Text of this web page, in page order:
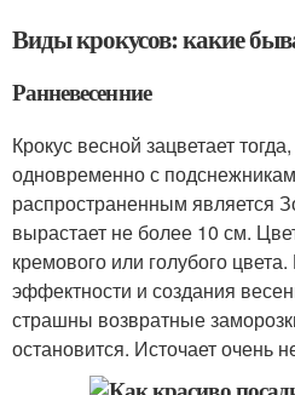
Виды крокусов: какие
Ранневесенние
Крокус весной зацветает
одновременно с
распространенным является
вырастает не более 10 см.
кремового или голубого
эффектности и создания
страшны возвратные
остановится. Источает очень